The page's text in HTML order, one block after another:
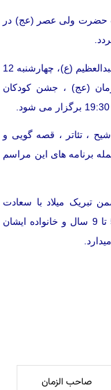
حضرت ولی عصر (عج) در
به گزارش روابط عمومی آستان مقدّس حضرت عبدالعظیم (ع)، چهارشنبه 12
(عج) ، جشن کودکان
، تئاتر ، قصه گویی و
برنامه های این مراسم
تبریک میلاد با سعادت
حضرت صاحب الزمان (عج) مقدم کلیه کودکان 5 تا 9 سال و خانواده ایشان
صاحب الزمان